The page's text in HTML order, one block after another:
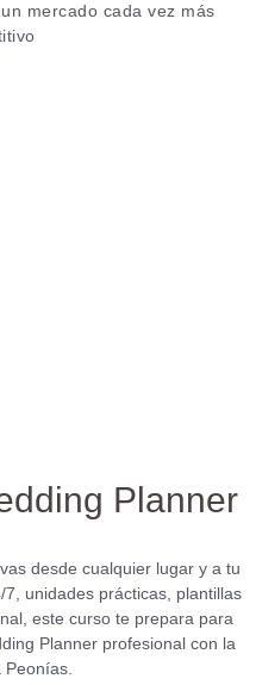
mercado cada vez más
Planner
desde cualquier lugar y a tu
unidades prácticas, plantillas
este curso te prepara para
Planner profesional con la